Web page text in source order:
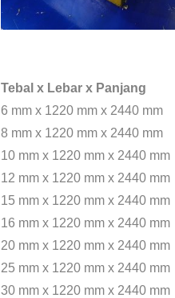
Tebal x Lebar x Panjang
6 mm x 1220 mm x 2440 mm
8 mm x 1220 mm x 2440 mm
10 mm x 1220 mm x 2440 mm
12 mm x 1220 mm x 2440 mm
15 mm x 1220 mm x 2440 mm
16 mm x 1220 mm x 2440 mm
20 mm x 1220 mm x 2440 mm
25 mm x 1220 mm x 2440 mm
30 mm x 1220 mm x 2440 mm